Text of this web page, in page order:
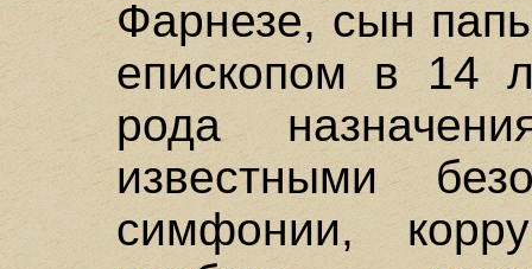
Фарнезе, сын
епископом в 14
рода
известными
симфонии,